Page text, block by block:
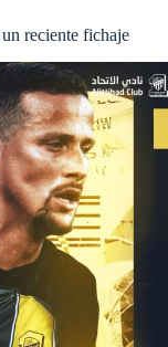
reciente fichaje